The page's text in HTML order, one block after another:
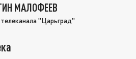
МАЛОФЕЕВ
"Царьград"